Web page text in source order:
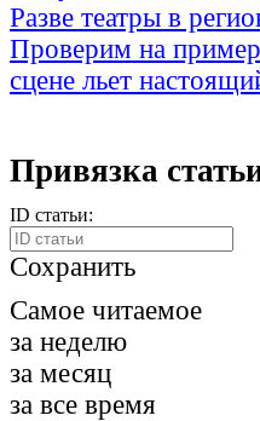
Разве театры в
Проверим на
сцене льет
Привязка
ID статьи:
Сохранить
Самое читаемое
за неделю
за месяц
за все время